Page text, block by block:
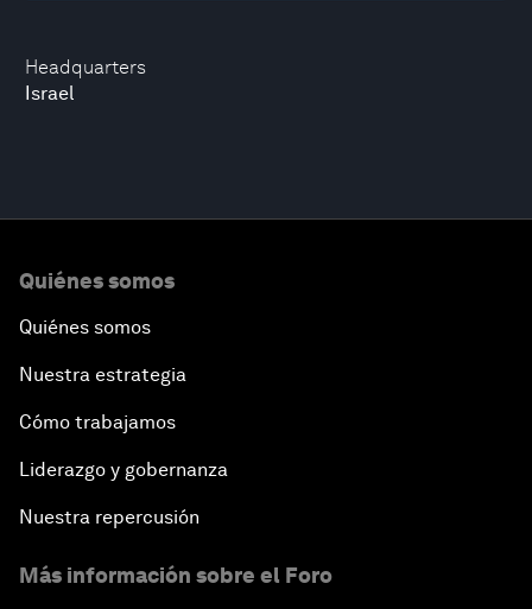
Headquarters
Israel
Quiénes somos
Quiénes somos
Nuestra estrategia
Cómo trabajamos
Liderazgo y gobernanza
Nuestra repercusión
Más información sobre el Foro